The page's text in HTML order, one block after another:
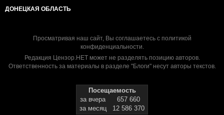
ДОНЕЦКАЯ ОБЛАСТЬ
Просматривая наш сайт, Вы соглашаетесь с политикой
конфиденциальности.
Редакция Цензор.НЕТ может не разделять позицию авторов.
Ответственность за материалы в разделе "Блоги" несут авторы текстов.
Посещаемость
за вчера
657 660
за месяц
12 586 370